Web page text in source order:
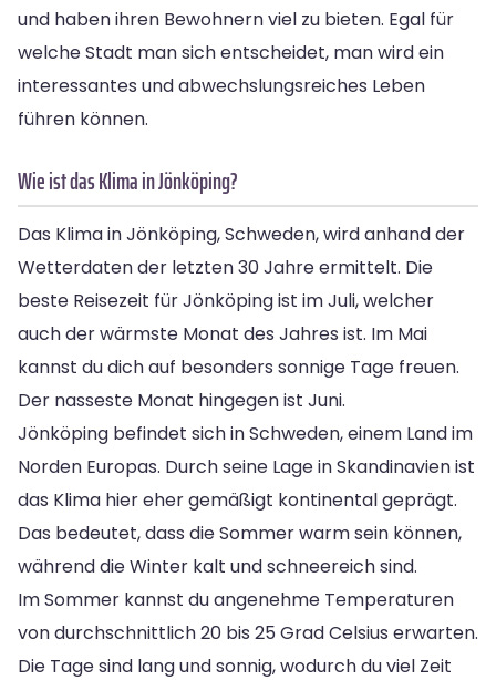
und haben ihren Bewohnern viel zu bieten. Egal für
welche Stadt man sich entscheidet, man wird ein
interessantes und abwechslungsreiches Leben
führen können.
Wie ist das Klima in Jönköping?
Das Klima in Jönköping, Schweden, wird anhand der
Wetterdaten der letzten 30 Jahre ermittelt. Die
beste Reisezeit für Jönköping ist im Juli, welcher
auch der wärmste Monat des Jahres ist. Im Mai
kannst du dich auf besonders sonnige Tage freuen.
Der nasseste Monat hingegen ist Juni.
Jönköping befindet sich in Schweden, einem Land im
Norden Europas. Durch seine Lage in Skandinavien ist
das Klima hier eher gemäßigt kontinental geprägt.
Das bedeutet, dass die Sommer warm sein können,
während die Winter kalt und schneereich sind.
Im Sommer kannst du angenehme Temperaturen
von durchschnittlich 20 bis 25 Grad Celsius erwarten.
Die Tage sind lang und sonnig, wodurch du viel Zeit